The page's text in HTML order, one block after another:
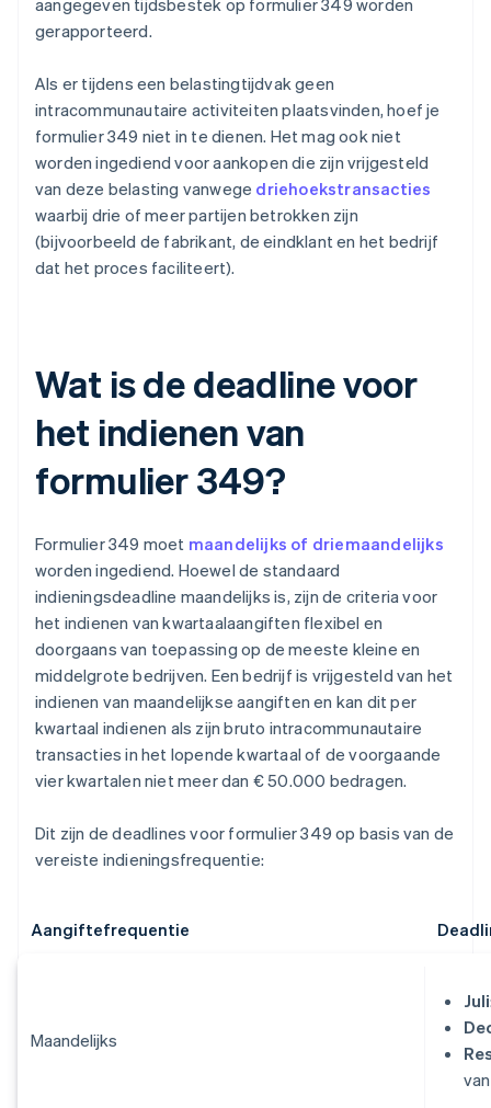
aangegeven tijdsbestek op formulier 349 worden
gerapporteerd.
Als er tijdens een belastingtijdvak geen
intracommunautaire activiteiten plaatsvinden, hoef je
formulier 349 niet in te dienen. Het mag ook niet
worden ingediend voor aankopen die zijn vrijgesteld
van deze belasting vanwege driehoekstransacties
waarbij drie of meer partijen betrokken zijn
(bijvoorbeeld de fabrikant, de eindklant en het bedrijf
dat het proces faciliteert).
Wat is de deadline voor
het indienen van
formulier 349?
Formulier 349 moet maandelijks of driemaandelijks
worden ingediend. Hoewel de standaard
indieningsdeadline maandelijks is, zijn de criteria voor
het indienen van kwartaalaangiften flexibel en
doorgaans van toepassing op de meeste kleine en
middelgrote bedrijven. Een bedrijf is vrijgesteld van het
indienen van maandelijkse aangiften en kan dit per
kwartaal indienen als zijn bruto intracommunautaire
transacties in het lopende kwartaal of de voorgaande
vier kwartalen niet meer dan € 50.000 bedragen.
Dit zijn de deadlines voor formulier 349 op basis van de
vereiste indieningsfrequentie:
Aangiftefrequentie
Maandelijks
Juli